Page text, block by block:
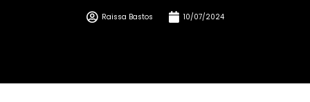
Raissa Bastos 10/07/2024